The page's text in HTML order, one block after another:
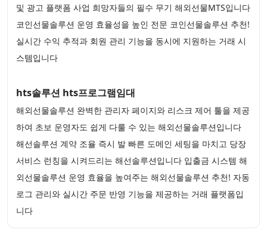
및 광고 플랫폼 사업 희망자들의 필수 무기 해외선물MTS입니다
코인선물솔루션 운영 효율성을 높인 전문 코인선물솔루션 추천!
실시간 수익 추적과 회원 관리 기능을 동시에 지원하는 거래 시
스템입니다
hts솔루션 hts프로그램임대
해외선물솔루션 완벽한 관리자 페이지와 리스크 제어 툴을 제공
하여 초보 운영자도 쉽게 다룰 수 있는 해외선물솔루션입니다
해선솔루션 계약 조율 즉시 발 빠른 도메인 세팅을 마치고 당장
서비스 런칭을 시켜드리는 해선솔루션입니다 입출금 시스템 해
외선물솔루션 운영 효율을 높여주는 해외선물솔루션 추천! 자동
로그 관리와 실시간 주문 반영 기능을 제공하는 거래 플랫폼입
니다